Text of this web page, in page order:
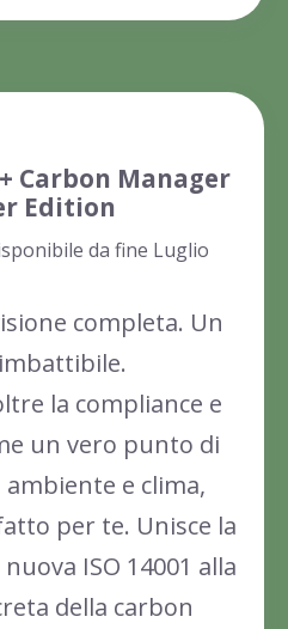
+ Carbon Manager
Edition
da fine Luglio
completa. Un
la compliance e
un vero punto di
e clima,
per te. Unisce la
ISO 14001 alla
della carbon